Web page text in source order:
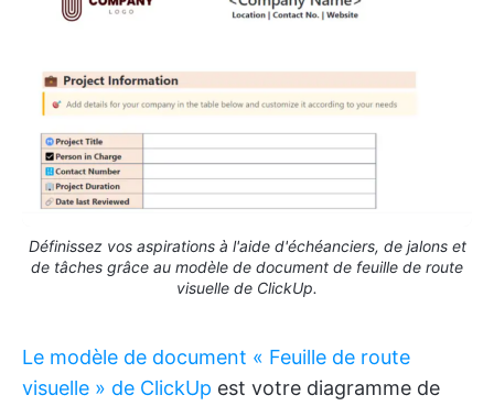
Définissez vos aspirations à l'aide d'échéanciers, de jalons et
de tâches grâce au modèle de document de feuille de route
visuelle de ClickUp.
Le modèle de document « Feuille de route
visuelle » de ClickUp est votre diagramme de